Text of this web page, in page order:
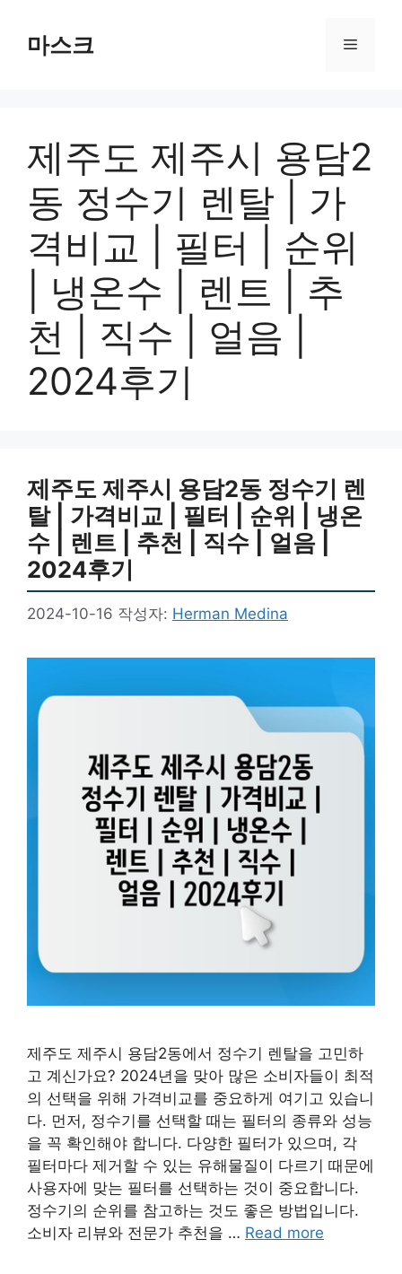
마스크 메
제주도 제주시 용담2
동 정수기 렌탈 | 가
격비교 | 필터 | 순위
| 냉온수 | 렌트 | 추
천 | 직수 | 얼음 |
2024후기
제주도 제주시 용담2동 정수기 렌
탈 | 가격비교 | 필터 | 순위 | 냉온
수 | 렌트 | 추천 | 직수 | 얼음 |
2024후기
2024-10-16 작성자: Herman Medina
제주도 제주시 용담2동에서 정수기 렌탈을 고민하
고 계신가요? 2024년을 맞아 많은 소비자들이 최적
의 선택을 위해 가격비교를 중요하게 여기고 있습니
다. 먼저, 정수기를 선택할 때는 필터의 종류와 성능
을 꼭 확인해야 합니다. 다양한 필터가 있으며, 각
필터마다 제거할 수 있는 유해물질이 다르기 때문에
사용자에 맞는 필터를 선택하는 것이 중요합니다.
정수기의 순위를 참고하는 것도 좋은 방법입니다.
소비자 리뷰와 전문가 추천을 … Read more